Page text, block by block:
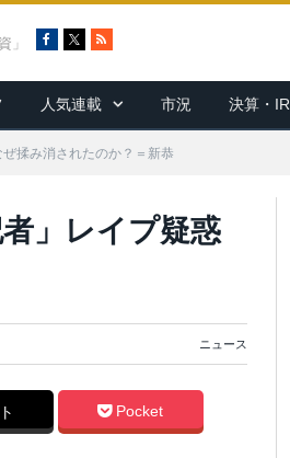
」
c
e
b
o
R
S
人気連載 市況 決算・IR
揉み消されたのか？＝新恭
」レイプ疑惑
ニュース
Pocket